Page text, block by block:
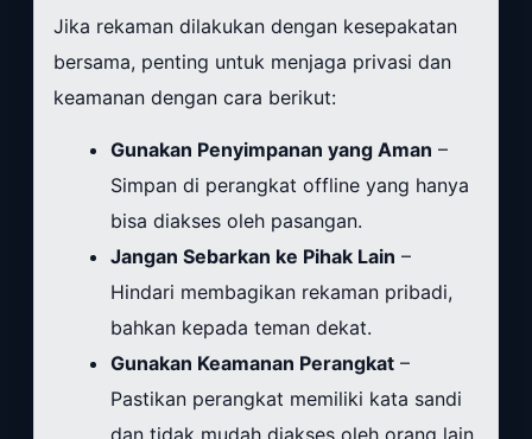
Jika rekaman dilakukan dengan kesepakatan
bersama, penting untuk menjaga privasi dan
keamanan dengan cara berikut:
Gunakan Penyimpanan yang Aman –
Simpan di perangkat offline yang hanya
bisa diakses oleh pasangan.
Jangan Sebarkan ke Pihak Lain –
Hindari membagikan rekaman pribadi,
bahkan kepada teman dekat.
Gunakan Keamanan Perangkat –
Pastikan perangkat memiliki kata sandi